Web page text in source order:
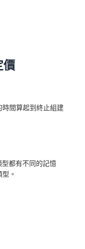
價
時間算起到終止組建
都有不同的記憶
。